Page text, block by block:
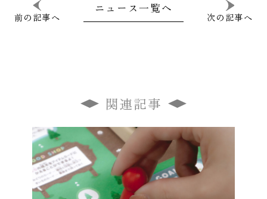
前の記事へ
ニュース一覧へ
次の記事へ
関連記事